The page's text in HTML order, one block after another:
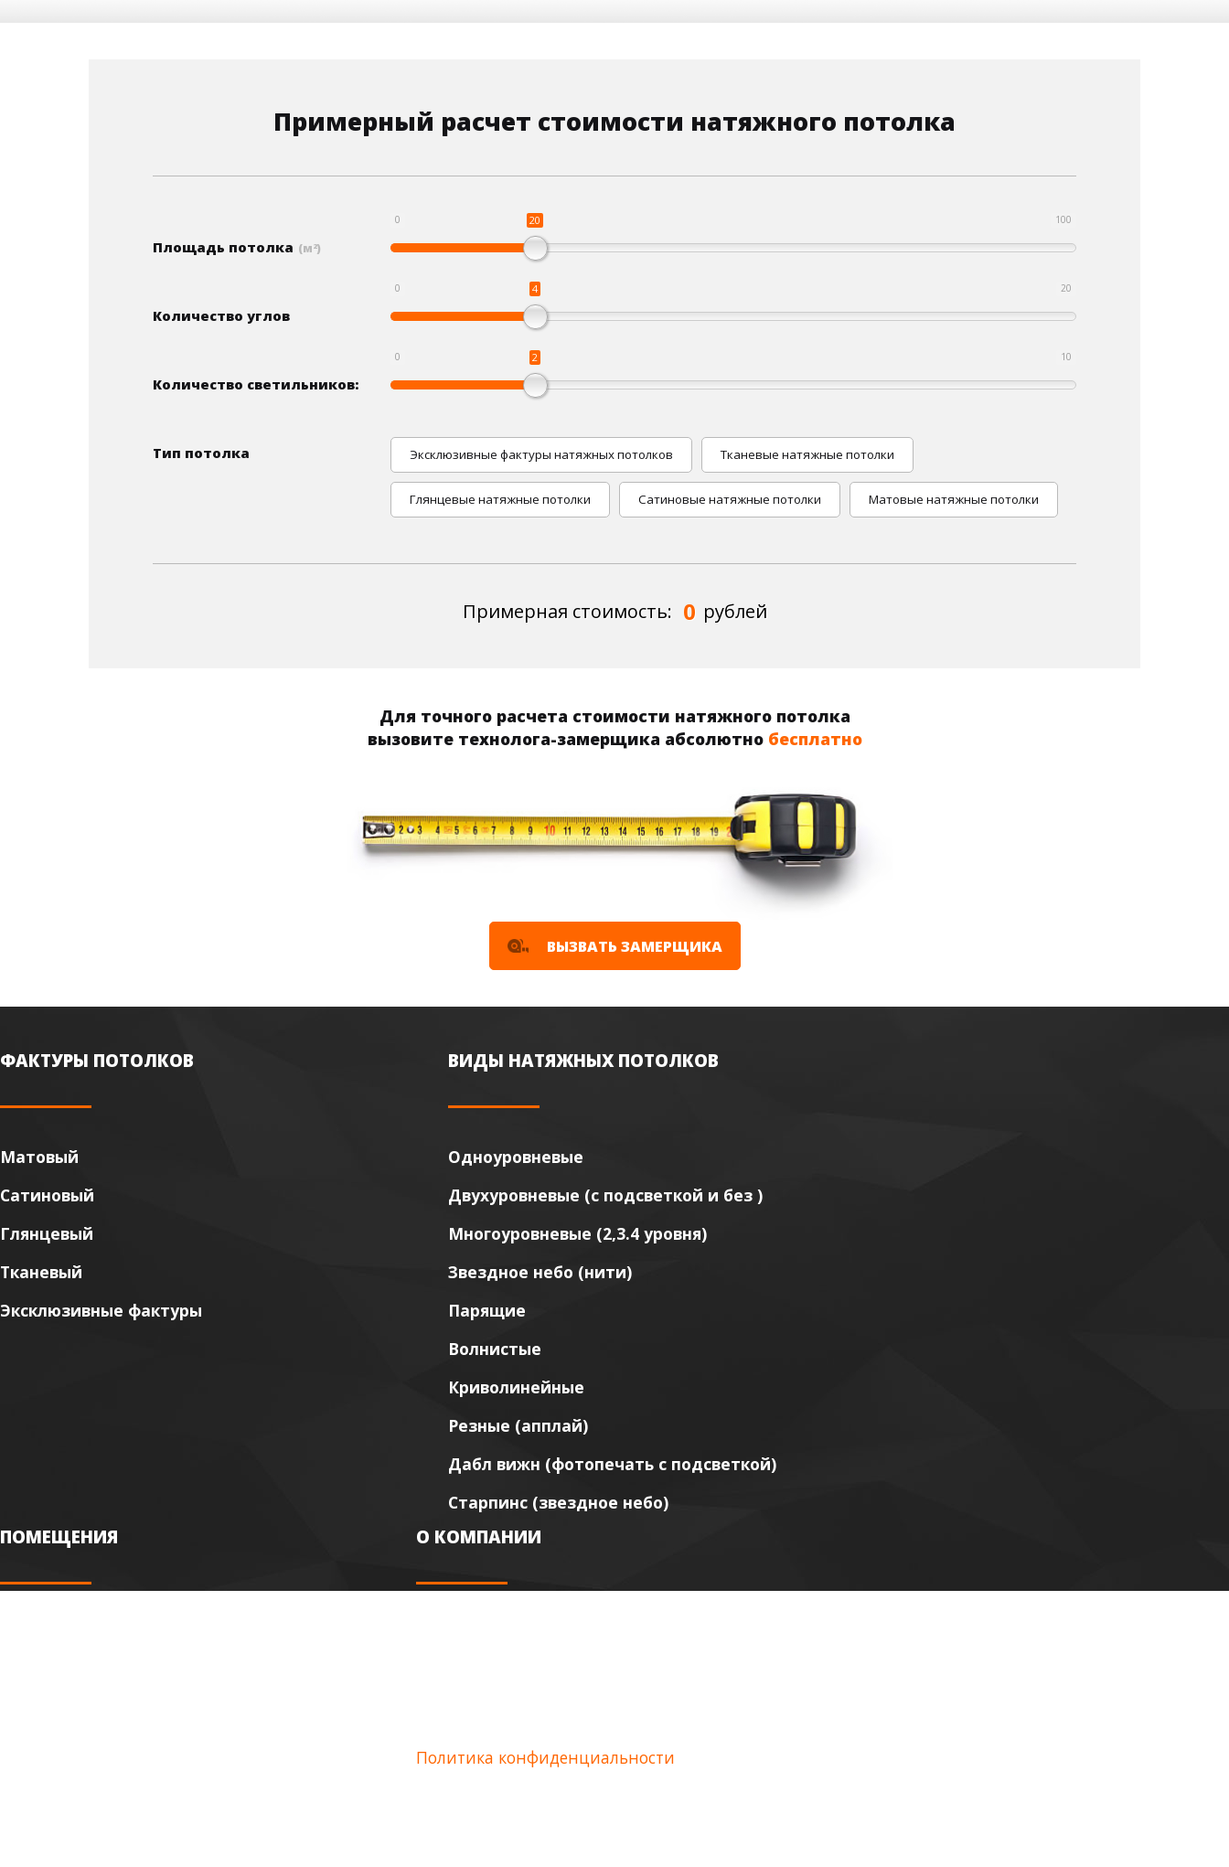
Примерный расчет стоимости натяжного потолка
Площадь потолка (м 2)
0 100
20
Количество углов
0 20
4
Количество светильников:
0 10
2
Тип потолка Эксклюзивные фактуры натяжных потолков Тканевые натяжные потолки
Глянцевые натяжные потолки Сатиновые натяжные потолки Матовые натяжные потолки
Примерная стоимость: 0 рублей
Для точного расчета стоимости натяжного потолка
вызовите технолога-замерщика абсолютно бесплатно
ВЫЗВАТЬ ЗАМЕРЩИКА
ФАКТУРЫ ПОТОЛКОВ
Матовый
Сатиновый
Глянцевый
Тканевый
Эксклюзивные фактуры
ВИДЫ НАТЯЖНЫХ ПОТОЛКОВ
Одноуровневые
Двухуровневые (с подсветкой и без )
Многоуровневые (2,3.4 уровня)
Звездное небо (нити)
Парящие
Волнистые
Криволинейные
Резные (апплай)
Дабл вижн (фотопечать с подсветкой)
Старпинс (звездное небо)
ПОМЕЩЕНИЯ О КОМПАНИИ
Политика конфиденциальности